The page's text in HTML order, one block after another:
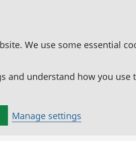
We use some essential
and understand how you use
Manage settings